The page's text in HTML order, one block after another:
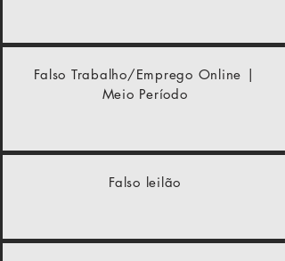
Falso Trabalho/Emprego Online |
Meio Período
Falso leilão